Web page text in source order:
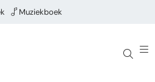
Muziekboek